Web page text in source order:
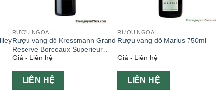
RƯỢU NGOẠI
Rượu vang đỏ Kressmann Grand
Reserve Bordeaux Superieur
750ml
Giá - Liên hệ
LIÊN HỆ
RƯỢU NGOẠI
Rượu vang đỏ Marius 750ml
Giá - Liên hệ
LIÊN HỆ